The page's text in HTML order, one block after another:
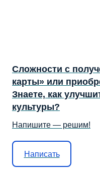
Сложности с
карты» или
Знаете, как
культуры?
Напишите — решим!
Написать